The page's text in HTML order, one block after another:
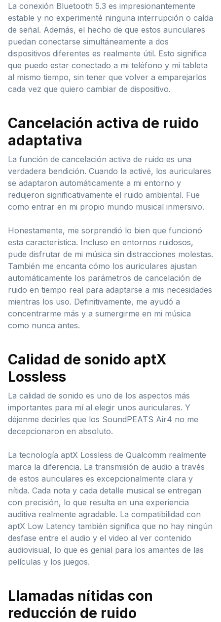
La conexión Bluetooth 5.3 es impresionantemente
estable y no experimenté ninguna interrupción o caída
de señal. Además, el hecho de que estos auriculares
puedan conectarse simultáneamente a dos
dispositivos diferentes es realmente útil. Esto significa
que puedo estar conectado a mi teléfono y mi tableta
al mismo tiempo, sin tener que volver a emparejarlos
cada vez que quiero cambiar de dispositivo.
Cancelación activa de ruido
adaptativa
La función de cancelación activa de ruido es una
verdadera bendición. Cuando la activé, los auriculares
se adaptaron automáticamente a mi entorno y
redujeron significativamente el ruido ambiental. Fue
como entrar en mi propio mundo musical inmersivo.
Honestamente, me sorprendió lo bien que funcionó
esta característica. Incluso en entornos ruidosos,
pude disfrutar de mi música sin distracciones molestas.
También me encanta cómo los auriculares ajustan
automáticamente los parámetros de cancelación de
ruido en tiempo real para adaptarse a mis necesidades
mientras los uso. Definitivamente, me ayudó a
concentrarme más y a sumergirme en mi música
como nunca antes.
Calidad de sonido aptX
Lossless
La calidad de sonido es uno de los aspectos más
importantes para mí al elegir unos auriculares. Y
déjenme decirles que los SoundPEATS Air4 no me
decepcionaron en absoluto.
La tecnología aptX Lossless de Qualcomm realmente
marca la diferencia. La transmisión de audio a través
de estos auriculares es excepcionalmente clara y
nítida. Cada nota y cada detalle musical se entregan
con precisión, lo que resulta en una experiencia
auditiva realmente agradable. La compatibilidad con
aptX Low Latency también significa que no hay ningún
desfase entre el audio y el video al ver contenido
audiovisual, lo que es genial para los amantes de las
películas y los juegos.
Llamadas nítidas con
reducción de ruido